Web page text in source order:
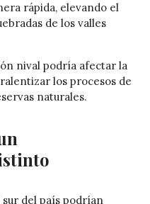
rápida, elevando el
de los valles
nival podría afectar la
los procesos de
naturales.
del país podrían